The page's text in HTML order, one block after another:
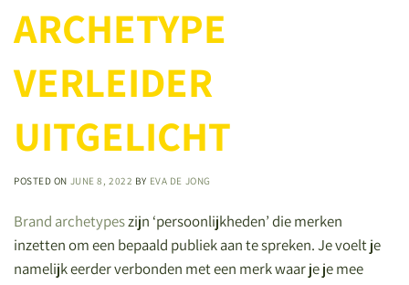
ARCHETYPE
VERLEIDER
UITGELICHT
POSTED ON JUNE 8, 2022 BY EVA DE JONG
Brand archetypeszijn ‘persoonlijkheden’ die merken
inzetten om een bepaald publiek aan te spreken. Je voelt je
namelijk eerder verbonden met een merk waar je je mee